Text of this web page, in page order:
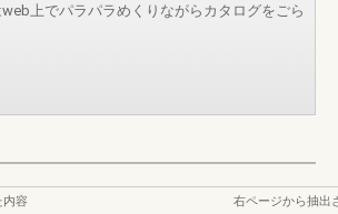
上でパラパラめくりながらカタログをごら
内容
右ページから抽出